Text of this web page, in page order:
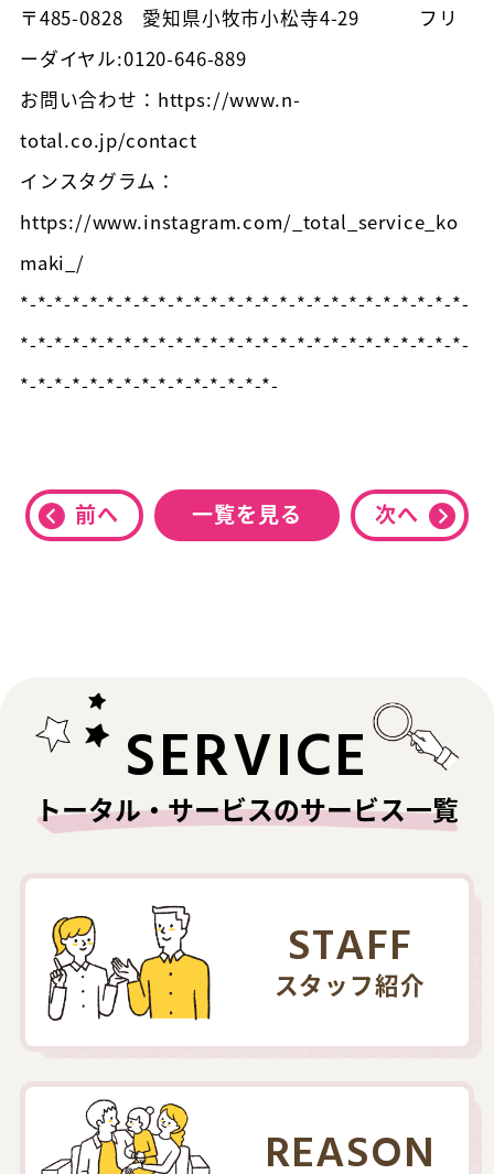
〒485-0828 愛知県小牧市小松寺4-29 フリ
ーダイヤル:0120-646-889
お問い合わせ：https://www.n-
total.co.jp/contact
インスタグラム：
https://www.instagram.com/_total_service_ko
maki_/
*-*-*-*-*-*-*-*-*-*-*-*-*-*-*-*-*-*-*-*-*-*-*-*-*-*-
*-*-*-*-*-*-*-*-*-*-*-*-*-*-*-*-*-*-*-*-*-*-*-*-*-*-
*-*-*-*-*-*-*-*-*-*-*-*-*-*-*-
前へ 一覧を見る 次へ
SERVICE
トータル・サービスのサービス一覧
STAFF
スタッフ紹介
REASON